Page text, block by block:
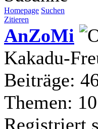
Homepage Suchen
Zitieren
AnZoMi
Kakadu-
Beiträge:
Themen: 10
Registriert